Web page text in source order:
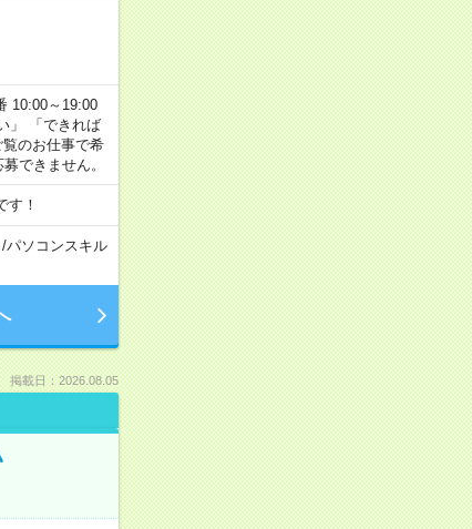
10:00～19:00
」 「できれば
のお仕事で希
できません。
す！
/パソコンスキル
掲載日：2026.08.05